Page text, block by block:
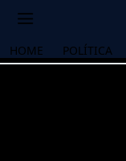
HOME POLÍTICA